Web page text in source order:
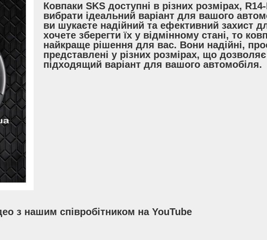
Ковпаки SKS доступні в різних розмірах,
вибрати ідеальний варіант для вашого
ви шукаєте надійний та ефективний захист
хочете зберегти їх у відмінному стані, то
найкраще рішення для вас. Вони надійні,
представлені у різних розмірах, що
підходящий варіант для вашого автомобіля.
з нашим співробітником на YouTube